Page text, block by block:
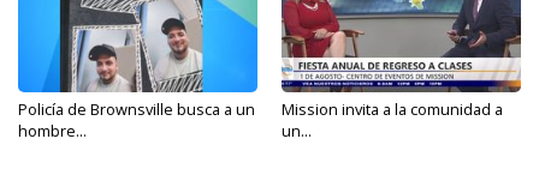
Policía de Brownsville busca a un
hombre...
Mission invita a la comunidad a
un...